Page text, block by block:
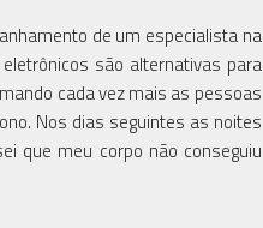
de um especialista na
são alternativas para
cada vez mais as pessoas
Nos dias seguintes as noites
que meu corpo não conseguiu